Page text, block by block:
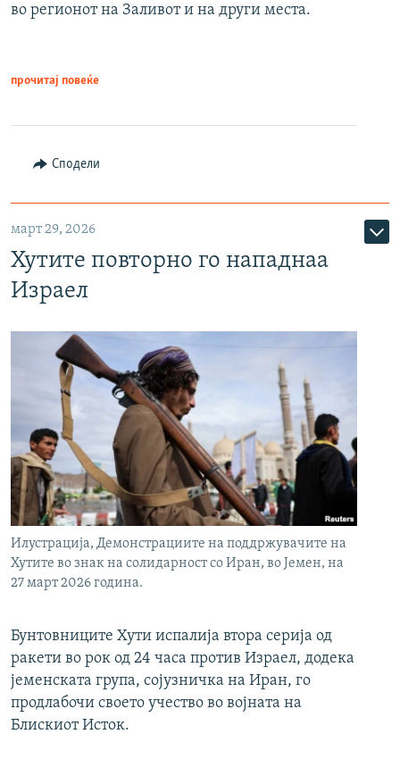
во регионот на Заливот и на други места.
прочитај повеќе
Сподели
март 29, 2026
Хутите повторно го нападнаа
Израел
Илустрација, Демонстрациите на поддржувачите на
Хутите во знак на солидарност со Иран, во Јемен, на
27 март 2026 година.
Бунтовниците Хути испалија втора серија од
ракети во рок од 24 часа против Израел, додека
јеменската група, сојузничка на Иран, го
продлабочи своето учество во војната на
Блискиот Исток.